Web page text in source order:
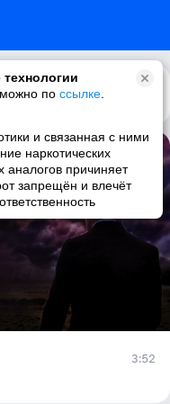
по ссылке
и связанная с ними
наркотических
аналогов причиняет
запрещён и влечёт
3:52